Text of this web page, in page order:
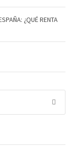
¿QUÉ RENTA